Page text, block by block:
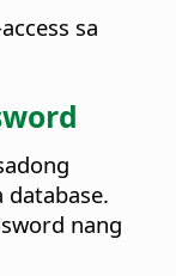
sa
database.
nang